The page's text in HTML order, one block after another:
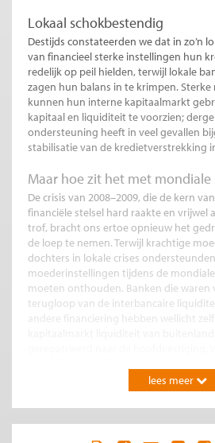
Lokaal schokbestendig
Destijds constateerden we dat in zo’n
van financieel sterke instellingen hun
redelijk op peil hielden, terwijl lokale
zagen hun balans in te krimpen.
kunnen hun interne kapitaalmarkt
kapitaal en liquiditeit te voorzien;
ondersteuning heeft in veel gevallen
stabilisatie van de kredietverstrekking
Maar hoe zit het met mondiale
De crisis van 2008–2009, die de kern
financiële stelsel hard raakte en vrijwel
trof, bracht ons ertoe opnieuw het
de loep te nemen. Terwijl krachtige
dochters in lokale crises
moederinstellingen tijdens de
moeten onthouden. Banken die waren
terugloop van de interbancaire
andere financiering hebben wellicht
Rusland en Tsjechië inderdaad lokale
thuisfront in Italië en Frankrijk te
het omvallen van Lehman Brothers,
huidige eurocrisis.
lees meer